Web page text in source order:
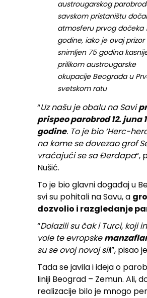
austrougarskog
savskom pristaništu
atmosferu prvog dočeka
godine, iako je ovaj prizor
snimljen 75 godina
prilikom austrougarske
okupacije Beograda u
svetskom ratu
“Uz našu je obalu na Savi
prispeo parobrod 12. juna
godine. To je bio ‘Herc-
na kome se dovezao grof
vraćajući se sa Đerdapa“,
Nušić.
To je bio glavni događaj u
svi su pohitali na Savu, a
dozvolio i razgledanje
“Dolazili su čak i Turci, koji
vole te evropske
su se ovoj novoj sili”, pisao
Tada se javila i ideja o
liniji Beograd – Zemun. Ali,
realizacije bilo je mnogo